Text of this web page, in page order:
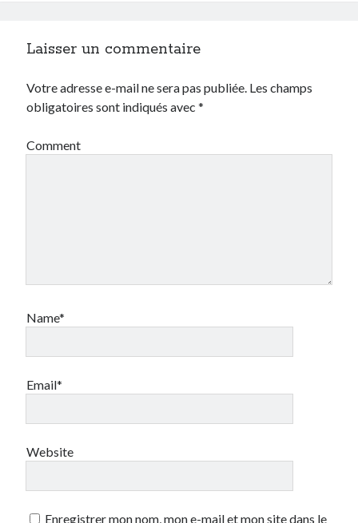
Laisser un commentaire
Votre adresse e-mail ne sera pas publiée. Les champs
obligatoires sont indiqués avec*
Comment
Name*
Email*
Website
Enregistrer mon nom, mon e-mail et mon site dans le